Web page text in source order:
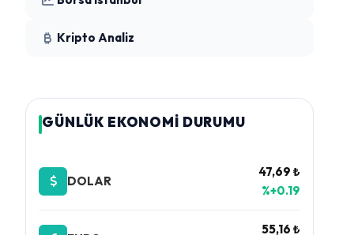
Kripto Analiz
GÜNLÜK EKONOMİ DURUMU
DOLAR
47,69 ₺
%+0.19
55,16 ₺